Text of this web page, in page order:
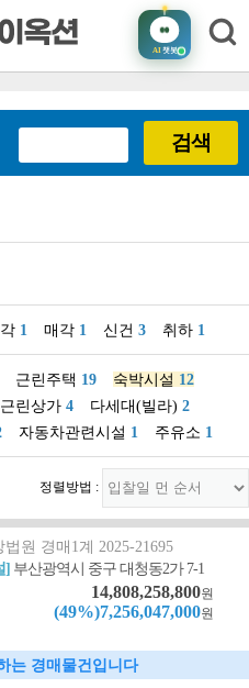
AI챗봇
검색
1 매각 1 신건 3 취하 1
근린주택 19 숙박시설 12
근린상가 4 다세대(빌라) 2
자동차관련시설 1 주유소 1
정렬방법 :
법원 경매1계 2025-21695
] 부산광역시 중구 대청동2가 7-1
14,808,258,800원
(49%)7,256,047,000원
는 경매물건입니다